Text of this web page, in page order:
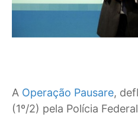
A Operação Pausare,
(1º/2) pela Polícia